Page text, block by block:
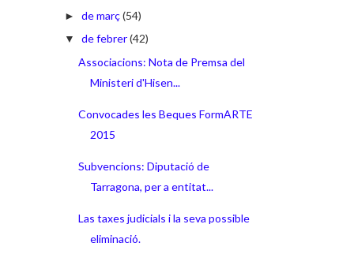
► de març(54)
▼ de febrer(42)
Associacions: Nota de Premsa del
Ministeri d'Hisen...
Convocades les Beques FormARTE
2015
Subvencions: Diputació de
Tarragona, per a entitat...
Las taxes judicials i la seva possible
eliminació.